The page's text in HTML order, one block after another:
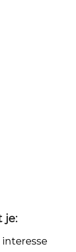
je:
interesse